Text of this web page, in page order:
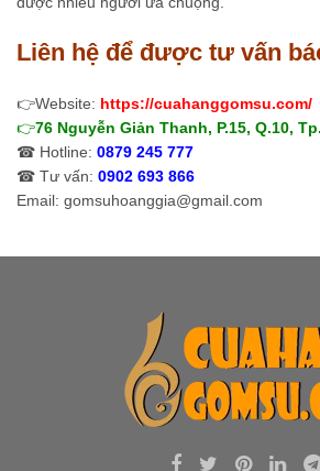
Liên hệ để được tư vấn
👉Website: https://cuahanggomsu.com/
👉76 Nguyễn Giản Thanh, P.15, Q.10,
☎ Hotline: 0879 245 777
☎ Tư vấn: 0902 693 866
Email: gomsuhoanggia@gmail.com